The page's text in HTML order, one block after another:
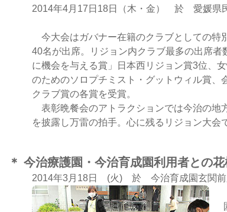
2014年4月17日18日（木・金） 於 愛媛県
今大会はガバナー在籍のクラブとしての特
40名が出席。リジョン内クラブ最多の出席者
に機会を与える賞」日本西リジョン賞3位、
のためのソロプチミスト・グットウィル賞、
クラブ賞の各賞を受賞。
表彰晩餐会のアトラクションでは今治の地
を披露し万雷の拍手。心に残るリジョン大会
＊ 今治療護園・今治育成園利用者との花
2014年3月18日 (火) 於 今治育成園玄関前